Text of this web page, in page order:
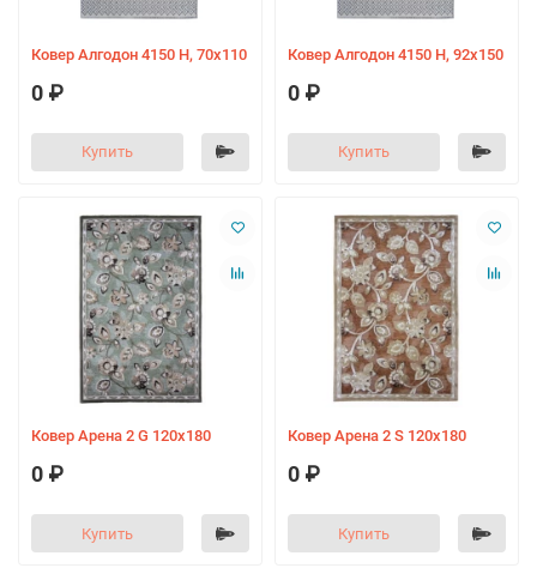
Ковер Алгодон 4150 H, 70х110
0 ₽
Купить
Ковер Алгодон 4150 H, 92х150
0 ₽
Купить
Ковер Арена 2 G 120х180
0 ₽
Купить
Ковер Арена 2 S 120х180
0 ₽
Купить